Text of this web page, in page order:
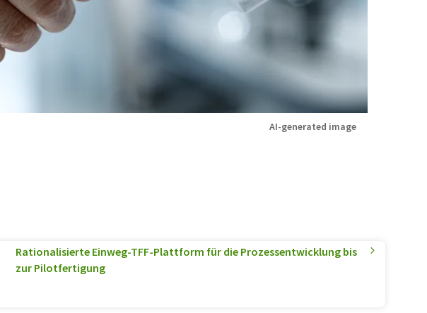
AI-generated image
Rationalisierte Einweg-TFF-Plattform für die Prozessentwicklung bis
zur Pilotfertigung